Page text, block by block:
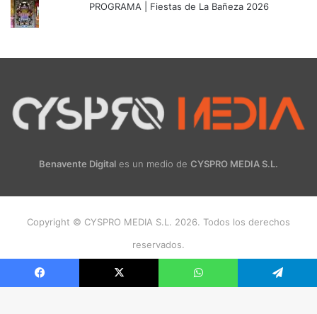
PROGRAMA | Fiestas de La Bañeza 2026
Benavente Digital es un medio de CYSPRO MEDIA S.L.
Copyright © CYSPRO MEDIA S.L. 2026. Todos los derechos
reservados.
Instagram
Facebook X WhatsApp Telegram